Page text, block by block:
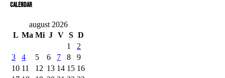
Calendar
august 2026
L Ma Mi J V S D
1
2
3
4 5 6 7 8
9
10 11 12 13 14 15 16